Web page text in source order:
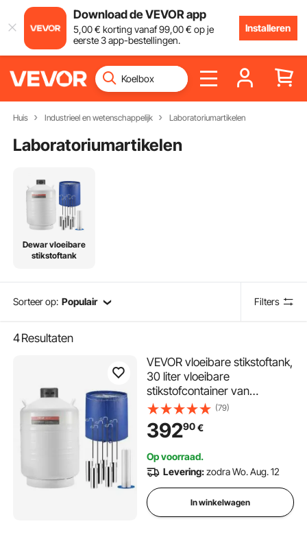
Download de VEVOR app
5,00€ korting vanaf99,00€ op je
eerste 3 app-bestellingen.
Installeren
Huis Industrieel en wetenschappelijk Laboratoriumartikelen
Laboratoriumartikelen
Dewar vloeibare
stikstoftank
Sorteer op: Populair Filters
4Resultaten
VEVOR vloeibare stikstoftank,
30 liter vloeibare
stikstofcontainer van
aluminiumlegering, LN2-tank
(Dewar) met 6 canisters en
draagtas met riemen,
cosmetische industrie,
zaadconservering,
wetenschappelijk gebruik
(79)
39290€
Op voorraad.
Levering:zodra Wo. Aug. 12
In winkelwagen